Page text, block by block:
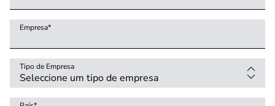
Empresa*
Tipo de Empresa